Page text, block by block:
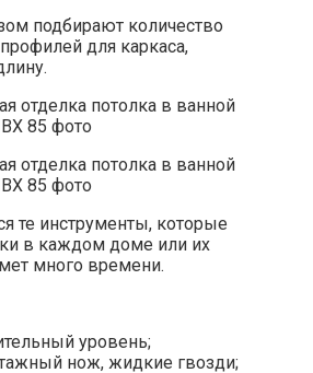
подбирают количество
для каркаса,
те инструменты, которые
в каждом доме или их
много времени.
уровень;
нож, жидкие гвозди;